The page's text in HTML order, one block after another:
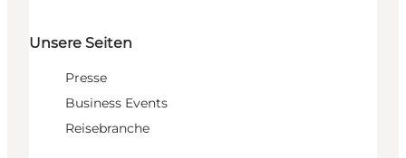
Unsere Seiten
Presse
Business Events
Reisebranche